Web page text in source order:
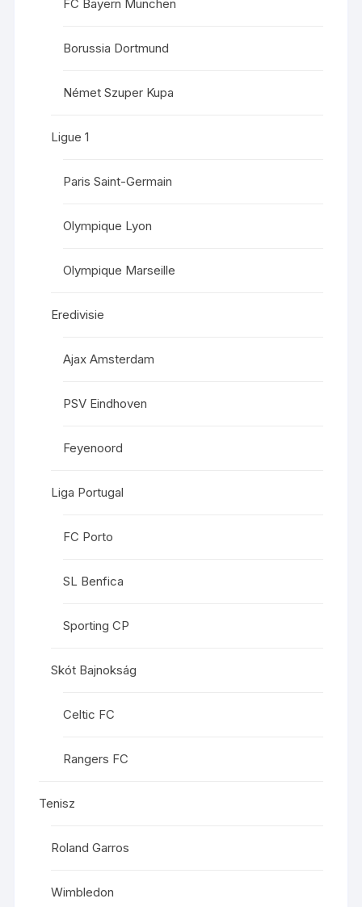
FC Bayern München
Borussia Dortmund
Német Szuper Kupa
Ligue 1
Paris Saint-Germain
Olympique Lyon
Olympique Marseille
Eredivisie
Ajax Amsterdam
PSV Eindhoven
Feyenoord
Liga Portugal
FC Porto
SL Benfica
Sporting CP
Skót Bajnokság
Celtic FC
Rangers FC
Tenisz
Roland Garros
Wimbledon